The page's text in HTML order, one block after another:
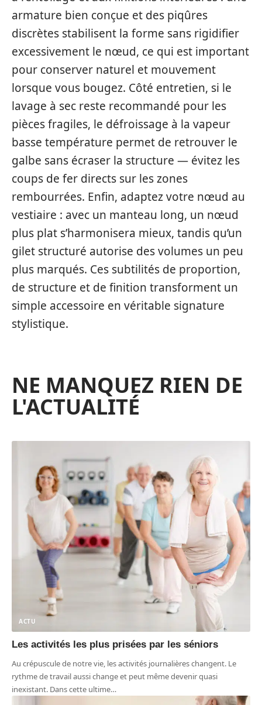
armature bien conçue et des piqûres
discrètes stabilisent la forme sans rigidifier
excessivement le nœud, ce qui est important
pour conserver naturel et mouvement
lorsque vous bougez. Côté entretien, si le
lavage à sec reste recommandé pour les
pièces fragiles, le défroissage à la vapeur
basse température permet de retrouver le
galbe sans écraser la structure — évitez les
coups de fer directs sur les zones
rembourrées. Enfin, adaptez votre nœud au
vestiaire : avec un manteau long, un nœud
plus plat s’harmonisera mieux, tandis qu’un
gilet structuré autorise des volumes un peu
plus marqués. Ces subtilités de proportion,
de structure et de finition transforment un
simple accessoire en véritable signature
stylistique.
NE MANQUEZ RIEN DE
L'ACTUALITÉ
ACTU
Les activités les plus prisées par les séniors
Au crépuscule de notre vie, les activités journalières changent. Le
rythme de travail aussi change et peut même devenir quasi
inexistant. Dans cette ultime…